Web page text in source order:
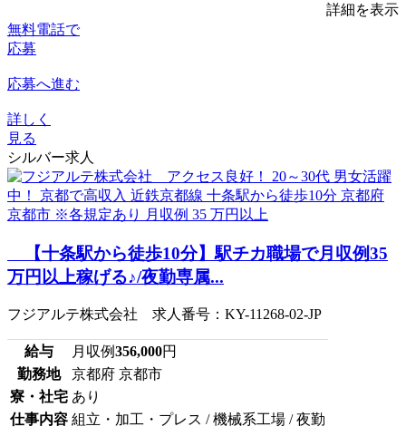
詳細を表示
無料電話で
応募
応募へ進む
詳しく
見る
シルバー求人
【十条駅から徒歩10分】駅チカ職場で月収例35
万円以上稼げる♪/夜勤専属...
フジアルテ株式会社 求人番号：KY-11268-02-JP
給与 月収例356,000円
勤務地
京都府 京都市
寮・社宅 あり
仕事内容 組立・加工・プレス / 機械系工場 / 夜勤